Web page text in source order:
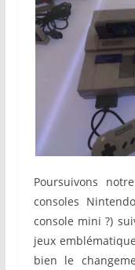
Poursuivons
consoles
console mini ?)
jeux
bien le